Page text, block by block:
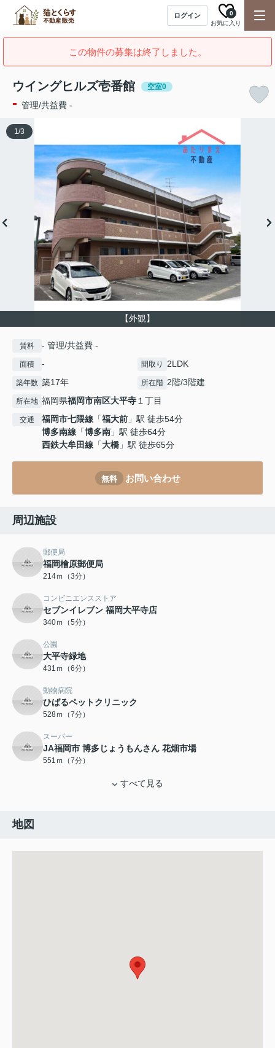
ログイン
お気に入り
0
この物件の募集は終了しました。
ウイングヒルズ壱番館 空室0
- 管理/共益費 -
【外観】
1/3
賃料 - 管理/共益費 -
面積 - 間取り 2LDK
築年数 築17年 所在階 2階/3階建
所在地 福岡県福岡市南区大平寺１丁目
交通 福岡市七隈線 「福大前 」駅 徒歩54分
博多南線 「博多南 」駅 徒歩64分
西鉄大牟田線 「大橋 」駅 徒歩65分
無料 お問い合わせ
周辺施設
郵便局
福岡檜原郵便局
214ｍ（3分）
コンビニエンスストア
セブンイレブン 福岡大平寺店
340ｍ（5分）
公園
大平寺緑地
431ｍ（6分）
動物病院
ひばるペットクリニック
528ｍ（7分）
スーパー
JA福岡市 博多じょうもんさん 花畑市場
551ｍ（7分）
すべて見る
地図